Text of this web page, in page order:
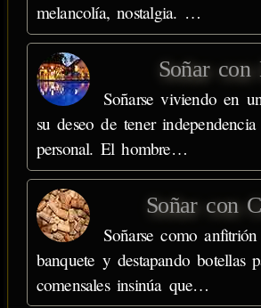
melancolía, nostalgia. …
Soñar con
Soñarse viviendo en
su deseo de tener
personal. El hombre…
Soñar con
Soñarse como
banquete y destapando botellas
comensales insinúa que…